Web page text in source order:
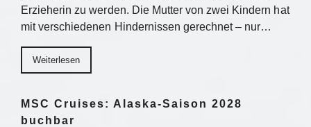
Erzieherin zu werden. Die Mutter von zwei Kindern hat
mit verschiedenen Hindernissen gerechnet – nur…
Weiterlesen
MSC Cruises: Alaska-Saison 2028
buchbar